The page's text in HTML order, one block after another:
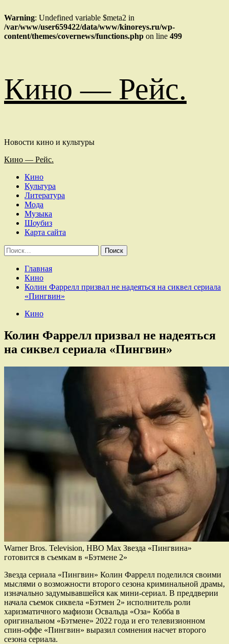
Warning: Undefined variable $meta2 in
/var/www/user659422/data/www/kinoreys.ru/wp-
content/themes/covernews/functions.php on line 499
содержимому
Кино — Рейс.
Новости кино и культуры
Основное
Кино — Рейс.
Кино
Культура
Литература
Мода
Музыка
Шоубиз
Карта сайта
Найти:
Главная
Кино
Колин Фаррелл призвал не надеяться на сиквел сериала
«Пингвин»
Кино
Колин Фаррелл призвал не надеяться
на сиквел сериала «Пингвин»
Warner Bros. Television, HBO Max Звезда «Пингвина»
готовится в съемкам в «Бэтмене 2»
Звезда сериала «Пингвин» Колин Фаррелл поделился своими
мыслями о возможности второго сезона криминальной драмы,
изначально задумывавшейся как мини-сериал. В преддверии
начала съемок сиквела «Бэтмен 2» исполнитель роли
харизматичного мафиози Освальда «Оза» Кобба в
оригинальном «Бэтмене» 2022 года и его телевизионном
спин-оффе «Пингвин» выразил сомнения насчет второго
сезона сериала.